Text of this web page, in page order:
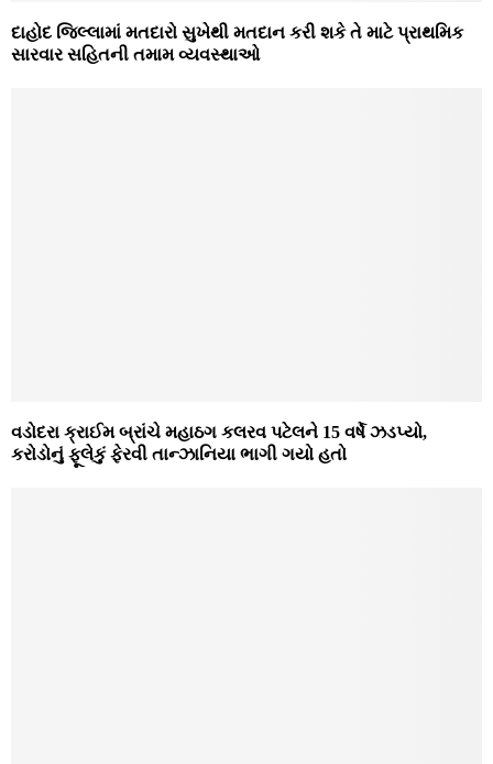
દાહોદ જિલ્લામાં મતદારો સુખેથી મતદાન કરી શકે તે માટે પ્રાથમિક
સારવાર સહિતની તમામ વ્યવસ્થાઓ
વડોદરા ક્રાઈમ બ્રાંચે મહાઠગ કલરવ પટેલને 15 વર્ષે ઝડપ્યો,
કરોડોનું ફૂલેકું ફેરવી તાન્ઝાનિયા ભાગી ગયો હતો